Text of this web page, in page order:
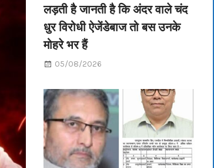
लड़ती है जानती है कि अंदर वाले चंद
धुर विरोधी ऐजेंडेबाज तो बस उनके
मोहरे भर हैं
05/08/2026